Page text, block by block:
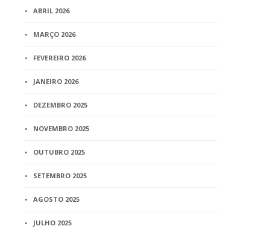
ABRIL 2026
MARÇO 2026
FEVEREIRO 2026
JANEIRO 2026
DEZEMBRO 2025
NOVEMBRO 2025
OUTUBRO 2025
SETEMBRO 2025
AGOSTO 2025
JULHO 2025